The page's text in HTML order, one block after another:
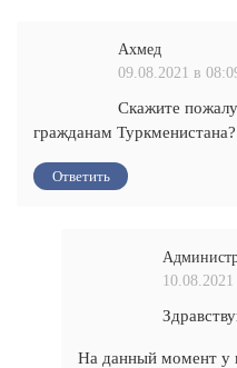
Ахмед
09.08.2021 в
Скажите
гражданам Туркменистана?
Ответить
На данный момент у